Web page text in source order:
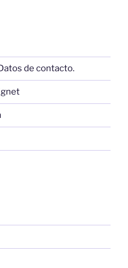
de contacto.